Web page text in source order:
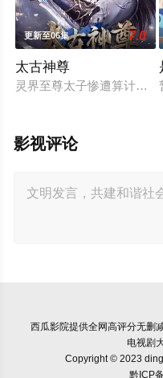
更新至06集 7.0
太古神尊
灵界至尊太子惨遭算计身
影视评论
西瓜影院提供全网高评分无删
电视剧
Copyright © 2023
黔ICP